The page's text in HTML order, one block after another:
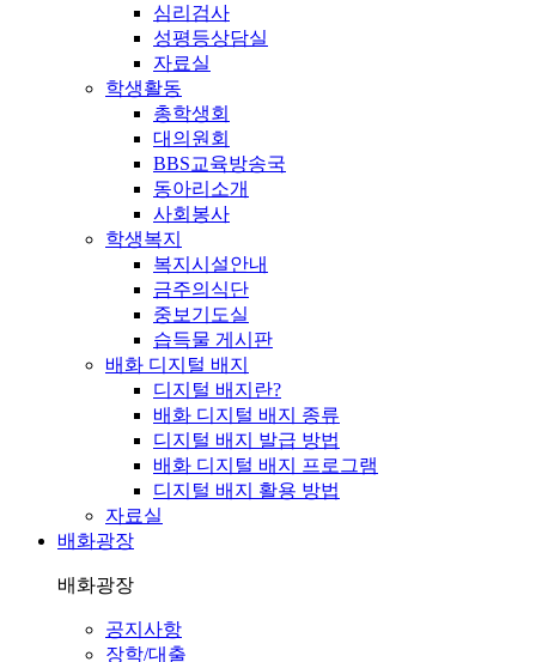
심리검사
성평등상담실
자료실
학생활동
총학생회
대의원회
BBS교육방송국
동아리소개
사회봉사
학생복지
복지시설안내
금주의식단
중보기도실
습득물 게시판
배화 디지털 배지
디지털 배지란?
배화 디지털 배지 종류
디지털 배지 발급 방법
배화 디지털 배지 프로그램
디지털 배지 활용 방법
자료실
배화광장
배화광장
공지사항
장학/대출